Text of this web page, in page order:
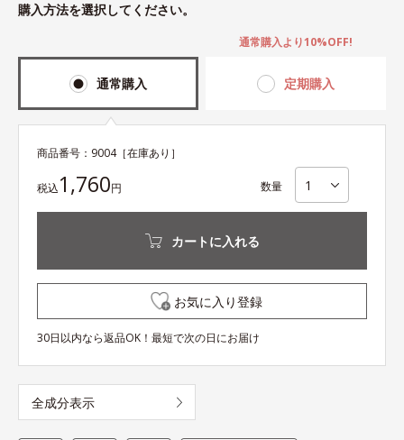
購入方法を選択してください。
通常購入 定期購入
通常購入より10%OFF!
商品番号： 9004［在庫あり］
税込1,760円 数量
カートに入れる
お気に入り登録
30日以内なら返品OK！最短で次の日にお届け
全成分表示